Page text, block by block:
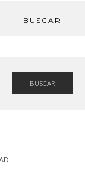
BUSCAR
BUSCAR